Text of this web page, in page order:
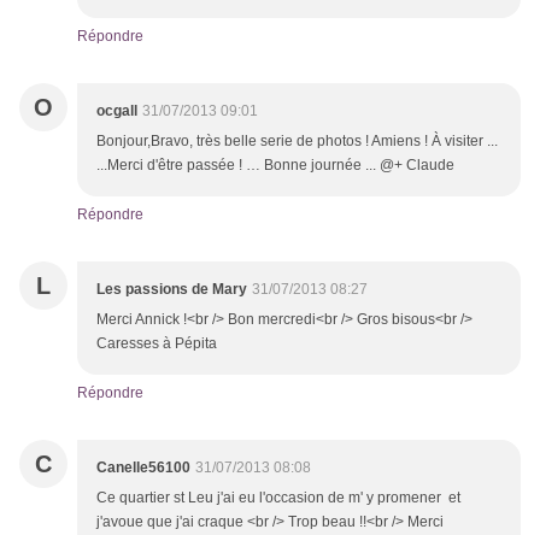
Répondre
O ocgall
31/07/2013 09:01
Bonjour,Bravo, très belle serie de photos ! Amiens ! À visiter ...
...Merci d'être passée ! … Bonne journée ... @+ Claude
Répondre
L Les passions de Mary 31/07/2013 08:27
Merci Annick !<br /> Bon mercredi<br /> Gros bisous<br />
Caresses à Pépita
Répondre
C Canelle56100 31/07/2013 08:08
Ce quartier st Leu j'ai eu l'occasion de m' y promener et
j'avoue que j'ai craque <br /> Trop beau !!<br /> Merci